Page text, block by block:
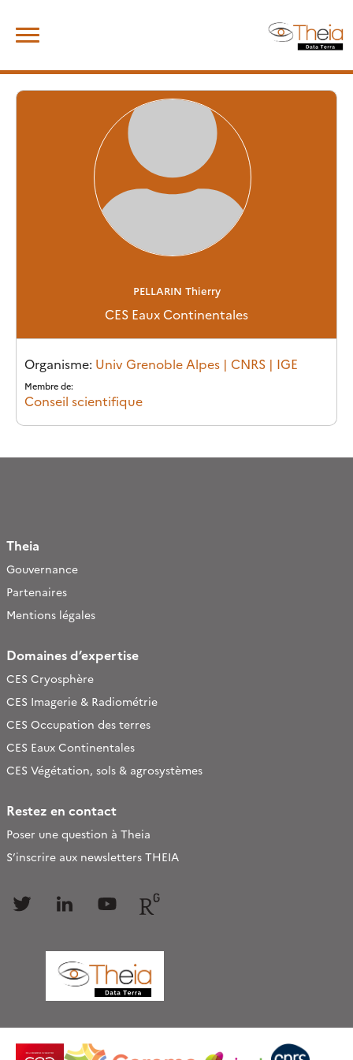
content
PELLARIN Thierry
CES Eaux Continentales
Organisme: Univ Grenoble Alpes | CNRS | IGE
Membre de:
Conseil scientifique
Theia
Gouvernance
Partenaires
Mentions légales
Domaines d’expertise
CES Cryosphère
CES Imagerie & Radiométrie
CES Occupation des terres
CES Eaux Continentales
CES Végétation, sols & agrosystèmes
Restez en contact
Poser une question à Theia
S’inscrire aux newsletters THEIA
Follow Follow